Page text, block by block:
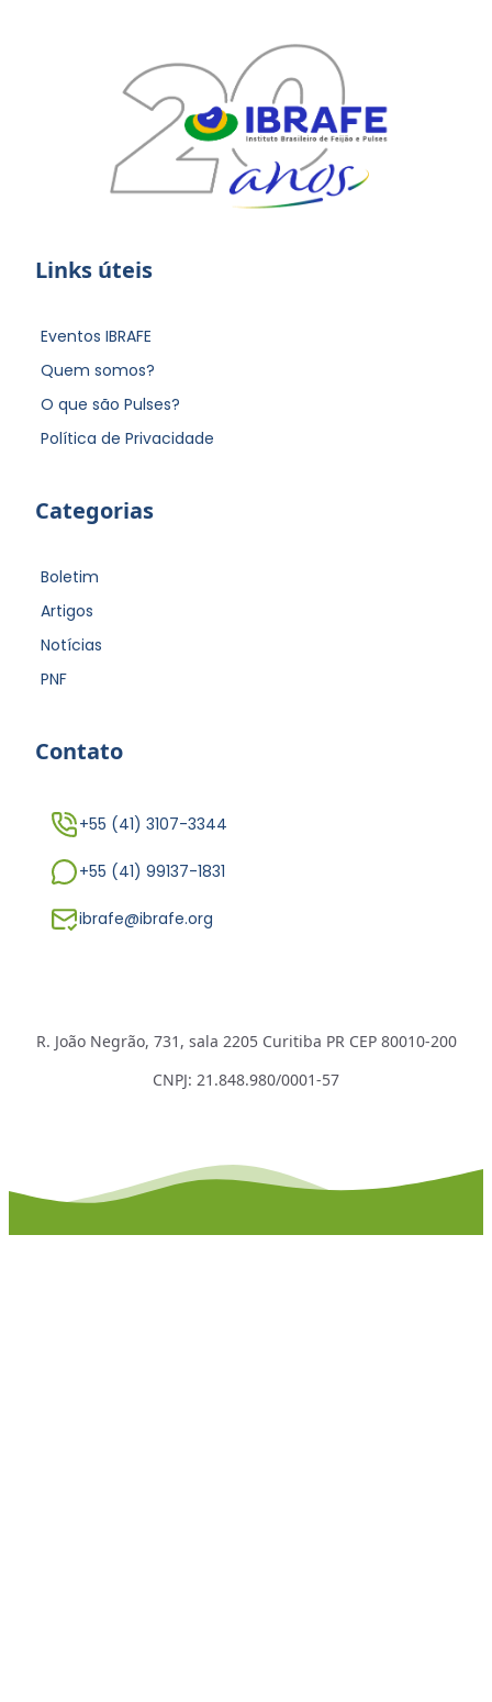
Links úteis
Eventos IBRAFE
Quem somos?
O que são Pulses?
Política de Privacidade
Categorias
Boletim
Artigos
Notícias
PNF
Contato
+55 (41) 3107-3344
+55 (41) 99137-1831
ibrafe@ibrafe.org
R. João Negrão, 731, sala 2205 Curitiba PR CEP 80010-200
CNPJ: 21.848.980/0001-57